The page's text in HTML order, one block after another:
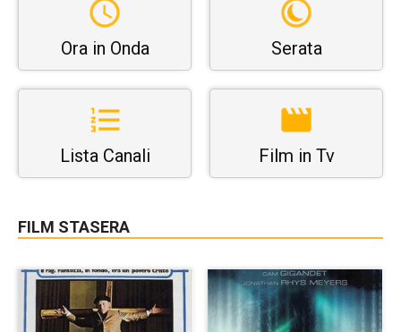
Ora in Onda Serata
Lista Canali Film in Tv
FILM STASERA